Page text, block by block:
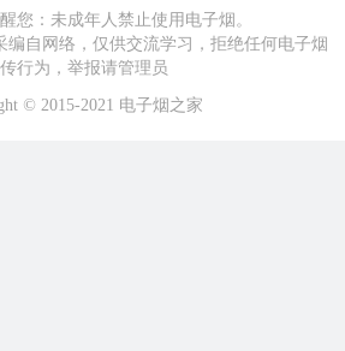
您：未成年人禁止使用电子烟。
编自网络，仅供交流学习，拒绝任何电子烟
行为，举报请管理员
© 2015-2021 电子烟之家